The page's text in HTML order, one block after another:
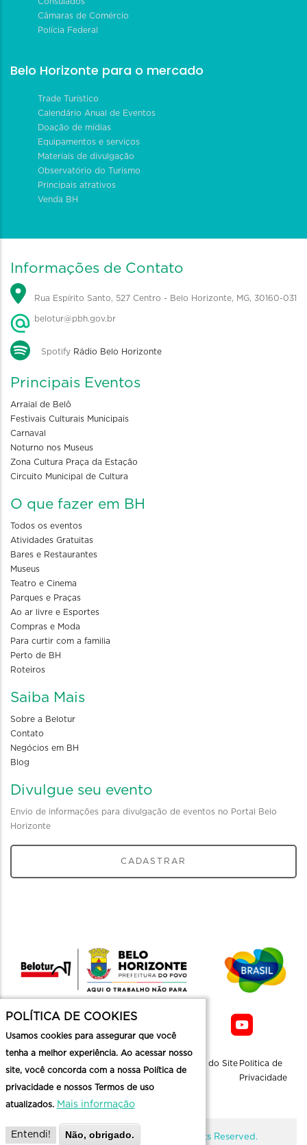
Consulados
Câmaras de Comércio
Polícia Federal
Belo Horizonte para o mercado
Trade Turístico
Calendário Anual de Eventos
Doação de mídias
Equipamentos e serviços
Materiais de divulgação
Observatório do Turismo
Principais atrativos
Venda BH
Informações de Contato
Rua Espírito Santo, 527 Centro - Belo Horizonte, MG, 30160-031
belotur@pbh.gov.br
Spotify Rádio Belo Horizonte
Principais Eventos
Arraial de Belô
Festivais Culturais Municipais
Carnaval
Noturno nos Museus
Zona Cultura Praça da Estação
Circuito Municipal de Cultura
O que fazer em BH
Todos os eventos
Atividades Gratuitas
Bares e Restaurantes
Museus
Teatro e Cinema
Parques e Praças
Ao ar livre e Esportes
Compras e Moda
Para curtir com a familia
Perto de BH
Roteiros
Saiba Mais
Sobre a Belotur
Contato
Negócios em BH
Blog
Divulgue seu evento
Envio de informações para divulgação de eventos no Portal Belo
Horizonte
CADASTRAR
Mapa do Site Politica de
Privacidade
@ Copyright Belotur 2026. All Rights Reserved.
POLÍTICA DE COOKIES
Usamos cookies para assegurar que você
tenha a melhor experiência. Ao acessar nosso
site, você concorda com a nossa Política de
privacidade e nossos Termos de uso
atualizados. Mais informação
Entendi! Não, obrigado.